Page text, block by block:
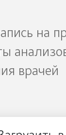
на
врачей